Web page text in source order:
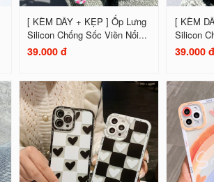
[ KÈM DÂY + KẸP ] Ốp Lưng
Silicon Chống Sốc Viền Nổi...
39.000 đ
[ KÈM
Silicon
39.000 đ